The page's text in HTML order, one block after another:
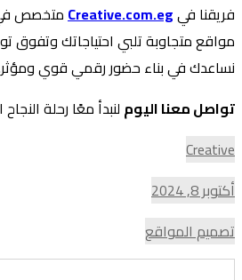
فريقنا فيCreative.com.egمتخصص
مواقع متجاوبة تلبي احتياجاتك وتفوق
نساعدك في بناء حضور رقمي قوي
تواصل معنا اليوم لنبدأ معًا رحلة
Creative
أكتوبر 8, 2024
تصميم المواقع